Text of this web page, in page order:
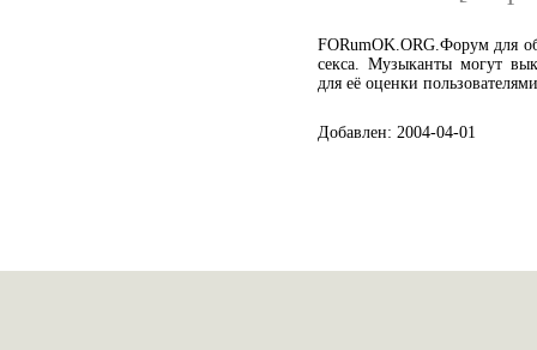
FORumOK.ORG.Форум для
секса. Музыканты могут
для её оценки
Добавлен: 2004-04-01